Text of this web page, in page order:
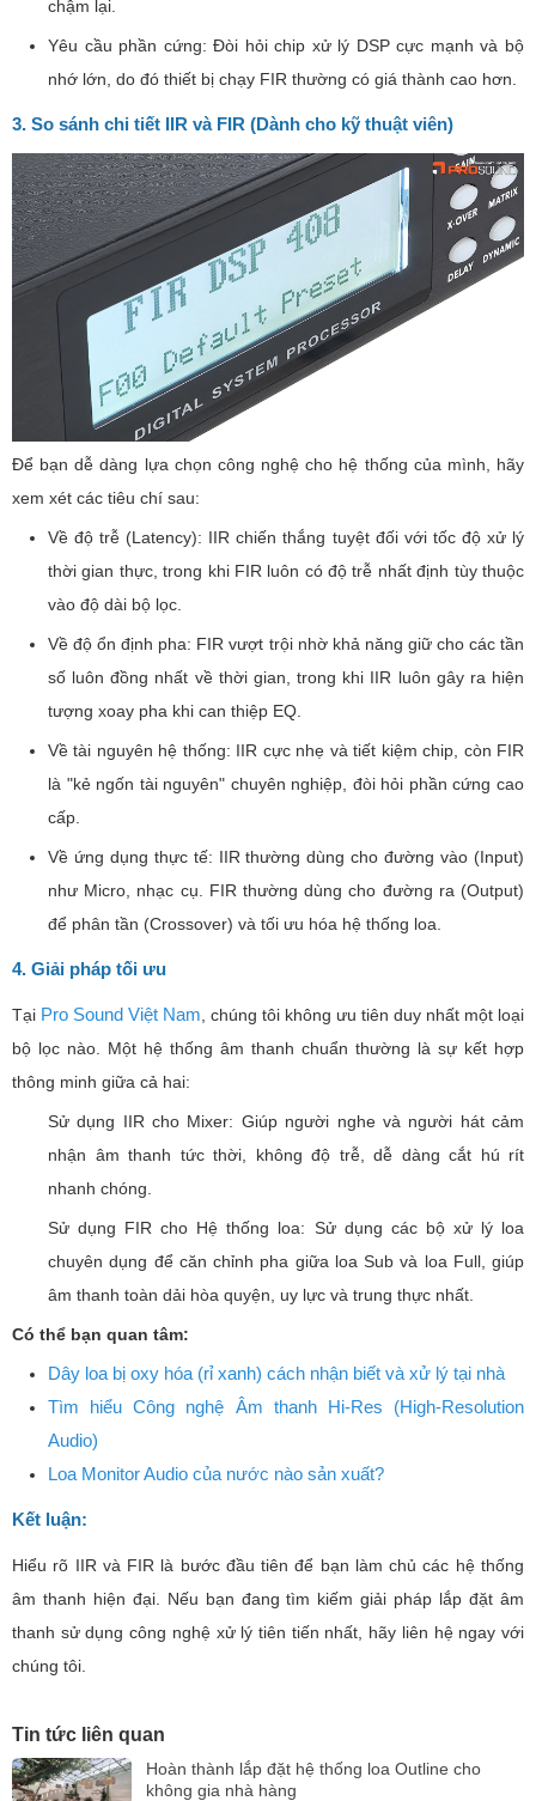
chậm lại.
Yêu cầu phần cứng: Đòi hỏi chip xử lý DSP cực mạnh và bộ
nhớ lớn, do đó thiết bị chạy FIR thường có giá thành cao hơn.
3. So sánh chi tiết IIR và FIR (Dành cho kỹ thuật viên)
Để bạn dễ dàng lựa chọn công nghệ cho hệ thống của mình, hãy
xem xét các tiêu chí sau:
Về độ trễ (Latency): IIR chiến thắng tuyệt đối với tốc độ xử lý
thời gian thực, trong khi FIR luôn có độ trễ nhất định tùy thuộc
vào độ dài bộ lọc.
Về độ ổn định pha: FIR vượt trội nhờ khả năng giữ cho các tần
số luôn đồng nhất về thời gian, trong khi IIR luôn gây ra hiện
tượng xoay pha khi can thiệp EQ.
Về tài nguyên hệ thống: IIR cực nhẹ và tiết kiệm chip, còn FIR
là "kẻ ngốn tài nguyên" chuyên nghiệp, đòi hỏi phần cứng cao
cấp.
Về ứng dụng thực tế: IIR thường dùng cho đường vào (Input)
như Micro, nhạc cụ. FIR thường dùng cho đường ra (Output)
để phân tần (Crossover) và tối ưu hóa hệ thống loa.
4. Giải pháp tối ưu
Tại Pro Sound Việt Nam , chúng tôi không ưu tiên duy nhất một loại
bộ lọc nào. Một hệ thống âm thanh chuẩn thường là sự kết hợp
thông minh giữa cả hai:
Sử dụng IIR cho Mixer: Giúp người nghe và người hát cảm
nhận âm thanh tức thời, không độ trễ, dễ dàng cắt hú rít
nhanh chóng.
Sử dụng FIR cho Hệ thống loa: Sử dụng các bộ xử lý loa
chuyên dụng để căn chỉnh pha giữa loa Sub và loa Full, giúp
âm thanh toàn dải hòa quyện, uy lực và trung thực nhất.
Có thể bạn quan tâm:
Dây loa bị oxy hóa (rỉ xanh) cách nhận biết và xử lý tại nhà
Tìm hiểu Công nghệ Âm thanh Hi-Res (High-Resolution
Audio)
Loa Monitor Audio của nước nào sản xuất?
Kết luận:
Hiểu rõ IIR và FIR là bước đầu tiên để bạn làm chủ các hệ thống
âm thanh hiện đại. Nếu bạn đang tìm kiếm giải pháp lắp đặt âm
thanh sử dụng công nghệ xử lý tiên tiến nhất, hãy liên hệ ngay với
chúng tôi.
Tin tức liên quan
Hoàn thành lắp đặt hệ thống loa Outline cho
không gia nhà hàng